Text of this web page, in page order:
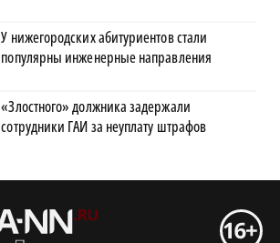
У нижегородских абитуриентов стали
популярны инженерные направления
«Злостного» должника задержали
сотрудники ГАИ за неуплату штрафов